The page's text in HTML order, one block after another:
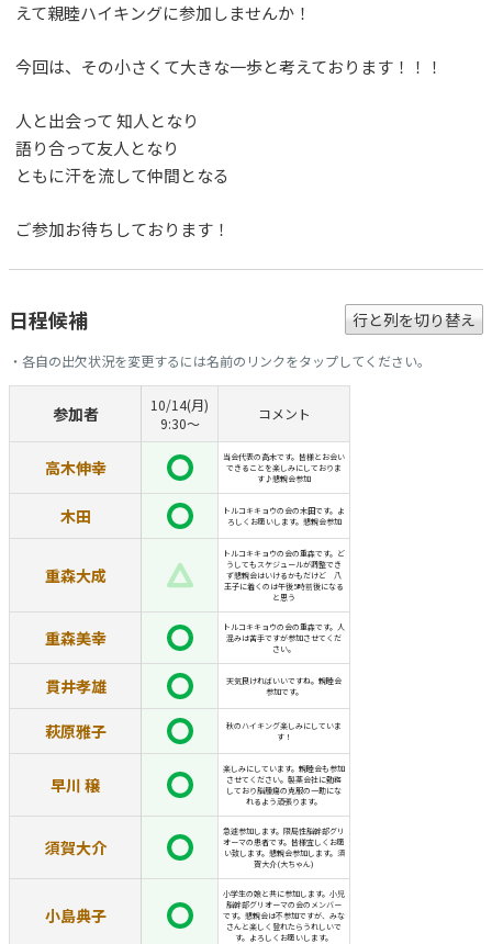
えて親睦ハイキングに参加しませんか！
今回は、その小さくて大きな一歩と考えております！！！
人と出会って 知人となり
語り合って友人となり
ともに汗を流して仲間となる
ご参加お待ちしております！
日程候補 行と列を切り替え
・各自の出欠状況を変更するには名前のリンクをタップしてください。
参加者
10/14(月)
9:30〜
コメント
高木伸幸
当会代表の高木です。皆様とお会い
できることを楽しみにしておりま
す♪懇親会参加
木田
トルコキキョウの会の木田です。よ
ろしくお願いします。懇親会参加
重森大成
トルコキキョウの会の重森です。ど
うしてもスケジュールが調整でき
ず懇親会はいけるかもだけど 八
王子に着くのは午後5時前後になる
と思う
重森美幸
トルコキキョウの会の重森です。人
混みは苦手ですが参加させてくだ
さい。
貫井孝雄
天気良ければいいですね。親睦会
参加です。
萩原雅子
秋のハイキング楽しみにしていま
す！
早川 穣
楽しみにしています。親睦会も参加
させてください。製薬会社に勤務
しており脳腫瘍の克服の一助にな
れるよう頑張ります。
須賀大介
急遽参加します。限局性脳幹部グリ
オーマの患者です。皆様宜しくお願
い致します。懇親会参加します。須
賀大介(大ちゃん)
小島典子
小学生の娘と共に参加します。小児
脳幹部グリオーマの会のメンバー
です。懇親会は不参加ですが、みな
さんと楽しく登れたらうれしいで
す。よろしくお願いします。